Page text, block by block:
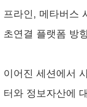
프라인, 메타버스
초연결 플랫폼 방
이어진 세션에서
터와 정보자산에